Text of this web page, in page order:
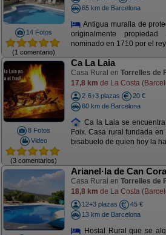
14 Fotos
(1 comentario)
65 km de Barcelona
Antigua muralla de
originalmente
nominado en 1710 por el
8 Fotos
Video
(3 comentarios)
Ca La Laia
Casa Rural en Torrelles de
17,8 km de La Costa
2-6+3 plazas
20 €
60 km de Barcelona
Ca la Laia se
Foix. Casa rural fundada
bisabuelo de quien hoy la
Arianel·la de Can
Casa Rural en Torrelles de
18,8 km de La Costa
12+3 plazas
45 €
13 km de Barcelona
Hostal Rural que se